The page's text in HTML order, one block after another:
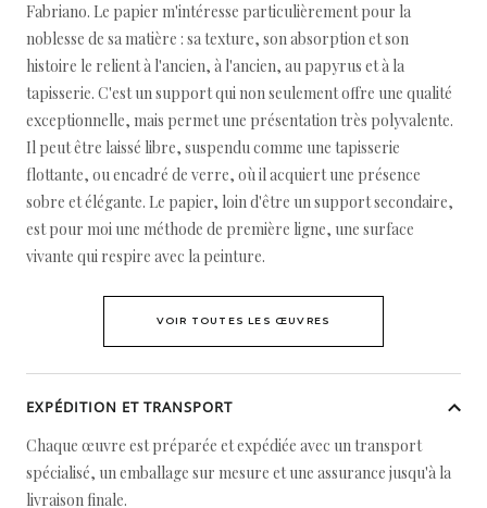
Fabriano. Le papier m'intéresse particulièrement pour la
noblesse de sa matière : sa texture, son absorption et son
histoire le relient à l'ancien, à l'ancien, au papyrus et à la
tapisserie. C'est un support qui non seulement offre une qualité
exceptionnelle, mais permet une présentation très polyvalente.
Il peut être laissé libre, suspendu comme une tapisserie
flottante, ou encadré de verre, où il acquiert une présence
sobre et élégante. Le papier, loin d'être un support secondaire,
est pour moi une méthode de première ligne, une surface
vivante qui respire avec la peinture.
VOIR TOUTES LES ŒUVRES
EXPÉDITION ET TRANSPORT
Chaque œuvre est préparée et expédiée avec un transport
spécialisé, un emballage sur mesure et une assurance jusqu'à la
livraison finale.